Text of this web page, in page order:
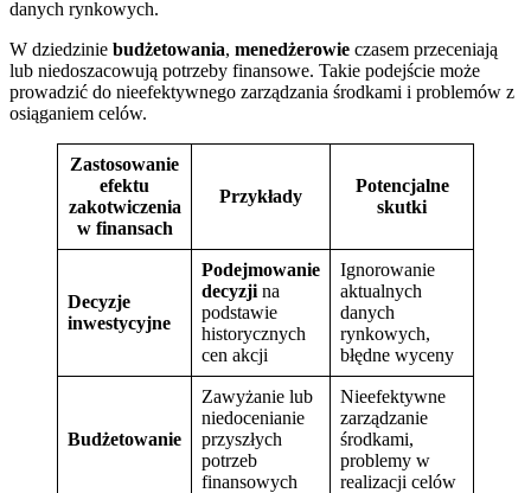
danych rynkowych.
W dziedzinie budżetowania, menedżerowie czasem przeceniają
lub niedoszacowują potrzeby finansowe. Takie podejście może
prowadzić do nieefektywnego zarządzania środkami i problemów z
osiąganiem celów.
Zastosowanie
efektu
zakotwiczenia
w finansach
Przykłady
Potencjalne
skutki
Decyzje
inwestycyjne
Podejmowanie
decyzji na
podstawie
historycznych
cen akcji
Ignorowanie
aktualnych
danych
rynkowych,
błędne wyceny
Budżetowanie
Zawyżanie lub
niedocenianie
przyszłych
potrzeb
finansowych
Nieefektywne
zarządzanie
środkami,
problemy w
realizacji celów